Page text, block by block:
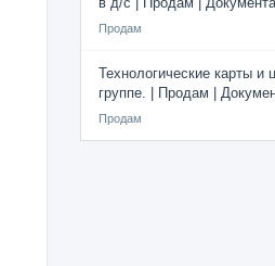
Продам
Технологические карты и
группе. | Продам |
Продам